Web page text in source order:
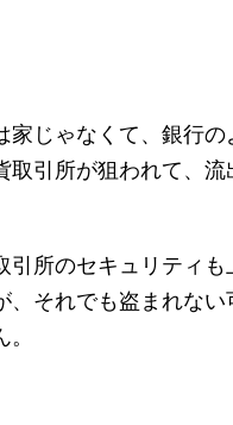
家じゃなくて、銀行の
取引所が狙われて、流
引所のセキュリティも
、それでも盗まれない